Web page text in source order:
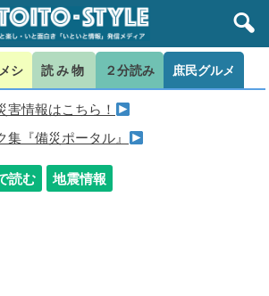
シ 読み物 ２分読み 庶民グルメ
情報はこちら！
『備災ポータル』
読む 地震情報